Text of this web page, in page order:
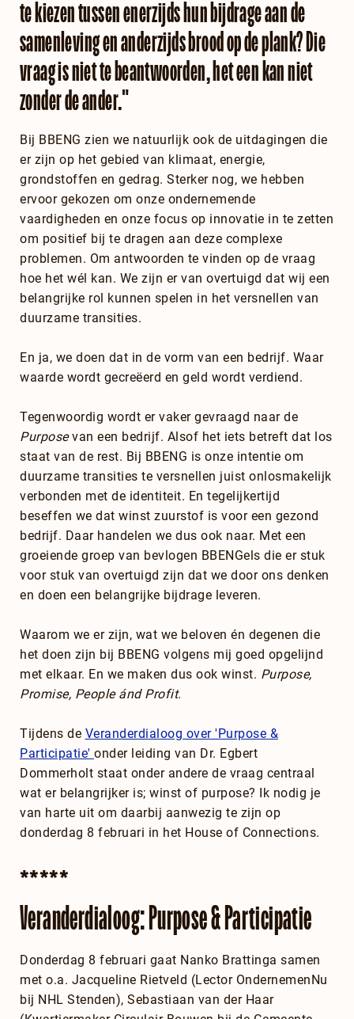
te kiezen tussen enerzijds hun bijdrage aan de
samenleving en anderzijds brood op de plank? Die
vraag is niet te beantwoorden, het een kan niet
zonder de ander."
Bij BBENG zien we natuurlijk ook de uitdagingen die
er zijn op het gebied van klimaat, energie,
grondstoffen en gedrag. Sterker nog, we hebben
ervoor gekozen om onze ondernemende
vaardigheden en onze focus op innovatie in te zetten
om positief bij te dragen aan deze complexe
problemen. Om antwoorden te vinden op de vraag
hoe het wél kan. We zijn er van overtuigd dat wij een
belangrijke rol kunnen spelen in het versnellen van
duurzame transities.
En ja, we doen dat in de vorm van een bedrijf. Waar
waarde wordt gecreëerd en geld wordt verdiend.
Tegenwoordig wordt er vaker gevraagd naar de
Purposevan een bedrijf. Alsof het iets betreft dat los
staat van de rest. Bij BBENG is onze intentie om
duurzame transities te versnellen juist onlosmakelijk
verbonden met de identiteit. En tegelijkertijd
beseffen we dat winst zuurstof is voor een gezond
bedrijf. Daar handelen we dus ook naar. Met een
groeiende groep van bevlogen BBENGels die er stuk
voor stuk van overtuigd zijn dat we door ons denken
en doen een belangrijke bijdrage leveren.
Waarom we er zijn, wat we beloven én degenen die
het doen zijn bij BBENG volgens mij goed opgelijnd
met elkaar. En we maken dus ook winst. Purpose,
Promise, People ánd Profit.
Tijdens de Veranderdialoog over 'Purpose &
Participatie' onder leiding van Dr. Egbert
Dommerholt staat onder andere de vraag centraal
wat er belangrijker is; winst of purpose? Ik nodig je
van harte uit om daarbij aanwezig te zijn op
donderdag 8 februari in het House of Connections.
*****
Veranderdialoog: Purpose & Participatie
Donderdag 8 februari gaat Nanko Brattinga samen
met o.a. Jacqueline Rietveld (Lector OndernemenNu
bij NHL Stenden), Sebastiaan van der Haar